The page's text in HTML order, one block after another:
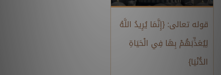
قوله تعالى: {إِنَّمَا يُرِيدُ اللَّهُ
لِيُعَذِّبَهُمْ بِهَا فِي الْحَيَاةِ
الدُّنْيَا}